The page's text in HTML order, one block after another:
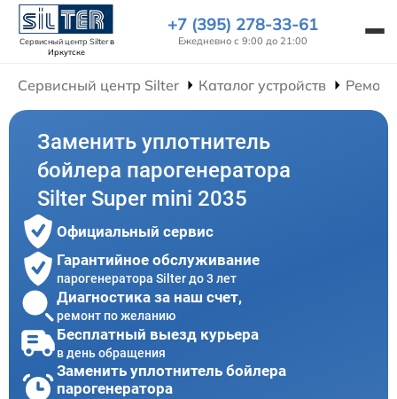
Сервисный центр Silterв
Иркутске
+7 (395) 278-33-61
Ежедневно с 9:00 до 21:00
Сервисный центр Silter Каталог устройств
Заменить уплотнитель
бойлера парогенератора
Silter Super mini 2035
Официальный сервис
Гарантийное обслуживание
парогенератора Silter до 3 лет
Диагностика за наш счет,
ремонт по желанию
Бесплатный выезд курьера
в день обращения
Заменить уплотнитель бойлера
парогенератора